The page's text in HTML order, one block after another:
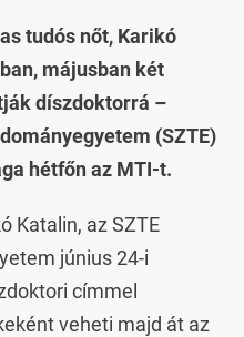
tudós nőt, Karikó
májusban két
díszdoktorrá –
(SZTE)
hétfőn az MTI-t.
Katalin, az SZTE
június 24-i
címmel
veheti majd át az